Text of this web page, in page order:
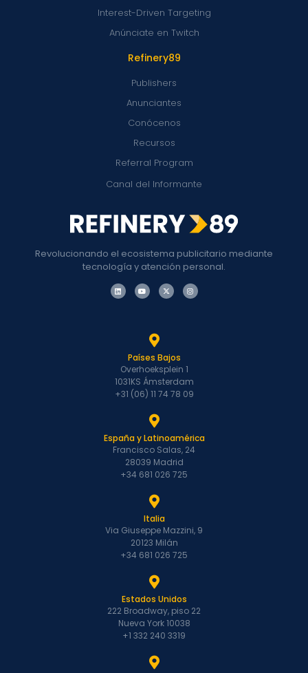
Revolucionando el ecosistema publicitario mediante
tecnología y atención personal.
Refinery89
Publishers
Anunciantes
Conócenos
Recursos
Referral Program
Canal del Informante
Interest-Driven Targeting
Anúnciate en Twitch
Países Bajos
Overhoeksplein 1
1031KS Ámsterdam
+31 (06) 11 74 78 09
España y Latinoamérica
Francisco Salas, 24
28039 Madrid
+34 681 026 725
Italia
Via Giuseppe Mazzini, 9
20123 Milán
+34 681 026 725
Estados Unidos
222 Broadway, piso 22
Nueva York 10038
+1 332 240 3319